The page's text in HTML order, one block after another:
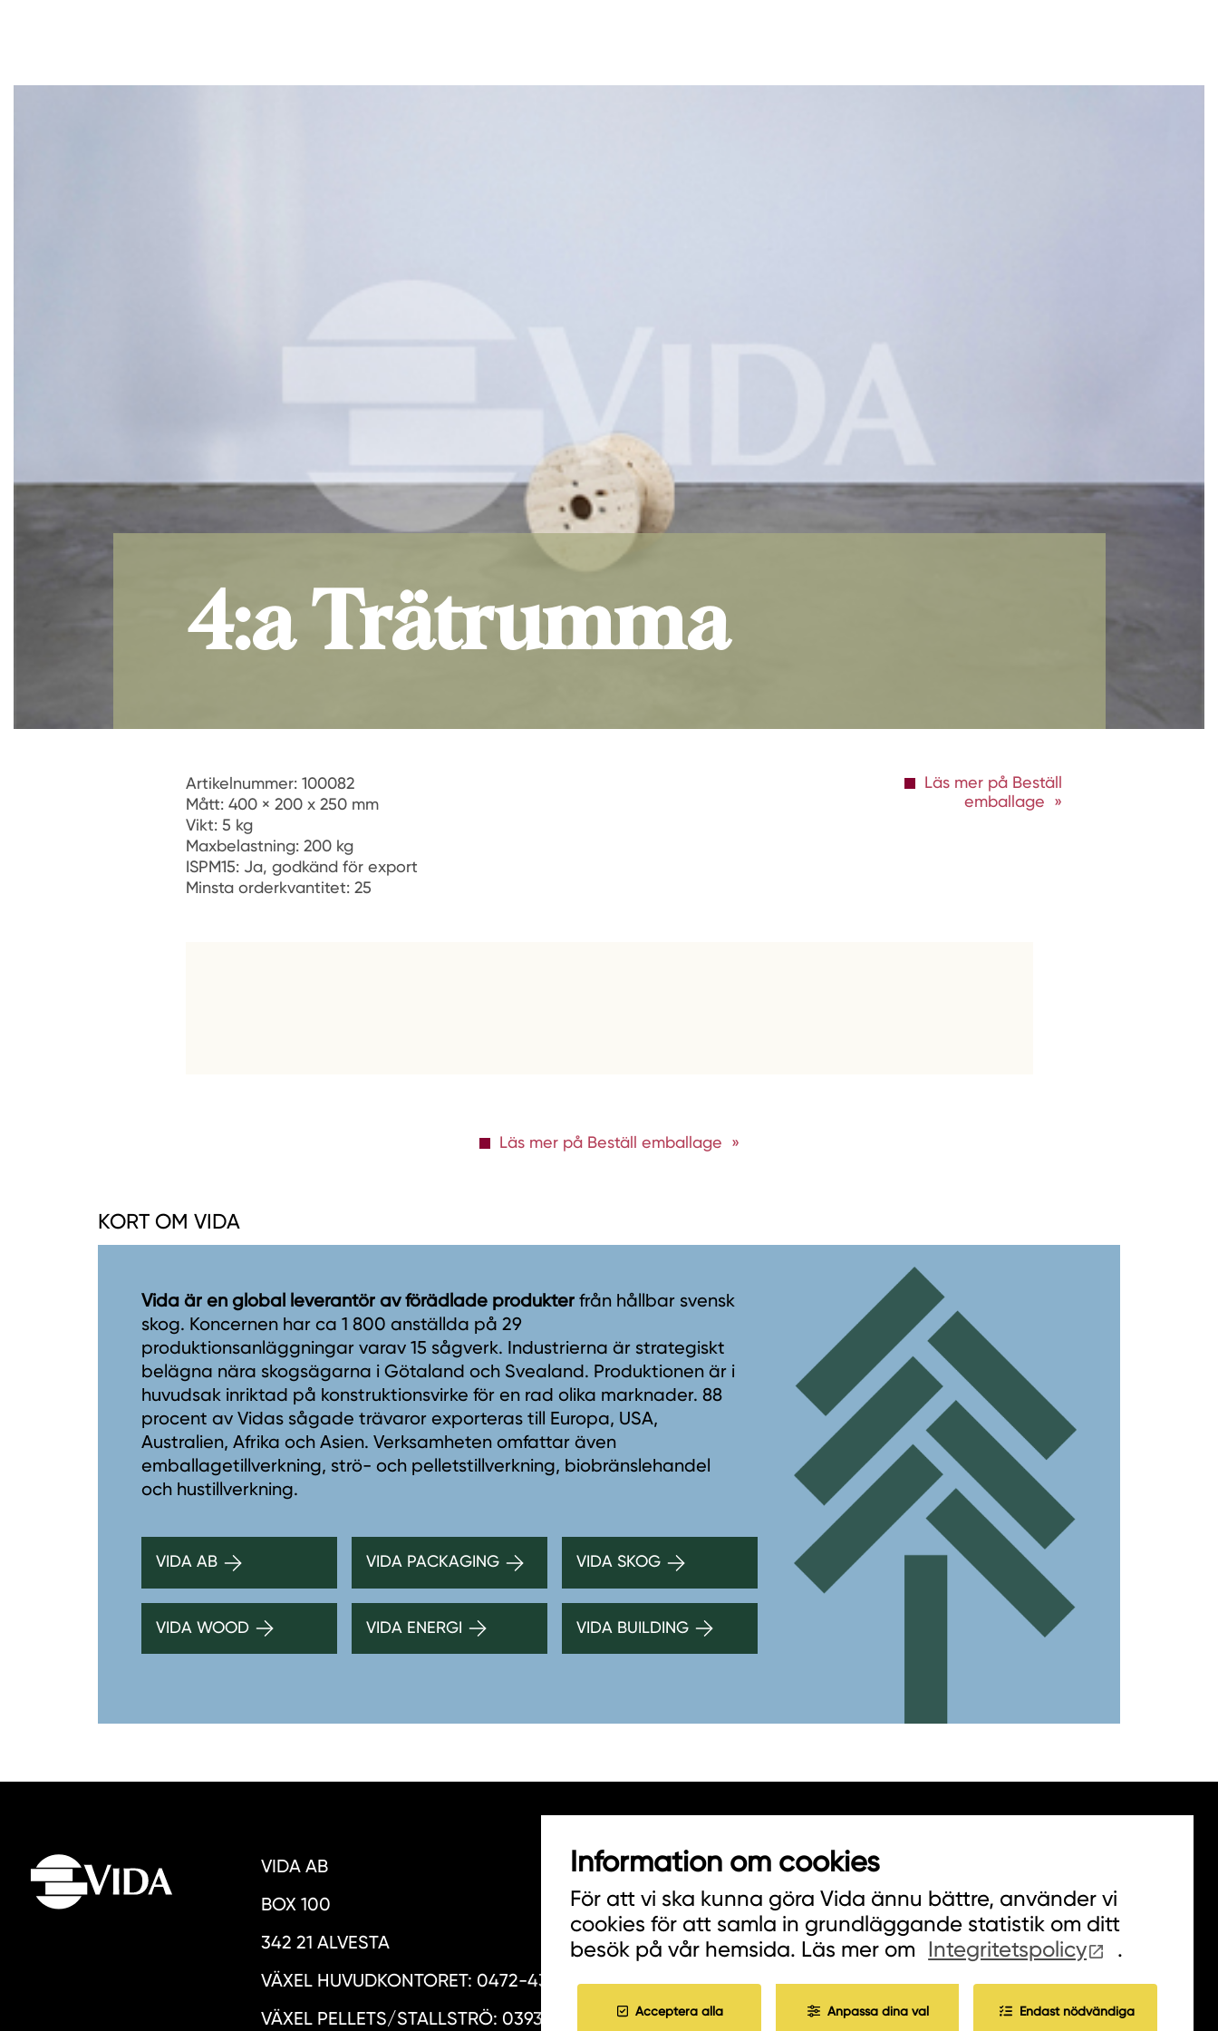
4:a Trätrumma
Artikelnummer: 100082
Mått: 400 × 200 x 250 mm
Vikt: 5 kg
Maxbelastning: 200 kg
ISPM15: Ja, godkänd för export
Minsta orderkvantitet: 25
Läs mer på Beställ
emballage
Läs mer på Beställ emballage
KORT OM VIDA
Vida är en global leverantör av förädlade produkter från hållbar svensk
skog. Koncernen har ca 1 800 anställda på 29
produktionsanläggningar varav 15 sågverk. Industrierna är strategiskt
belägna nära skogsägarna i Götaland och Svealand. Produktionen är i
huvudsak inriktad på konstruktionsvirke för en rad olika marknader. 88
procent av Vidas sågade trävaror exporteras till Europa, USA,
Australien, Afrika och Asien. Verksamheten omfattar även
emballagetillverkning, strö- och pelletstillverkning, biobränslehandel
och hustillverkning.
VIDA AB VIDA PACKAGING VIDA SKOG
VIDA WOOD VIDA ENERGI VIDA BUILDING
VIDA AB
BOX 100
342 21 ALVESTA
VÄXEL HUVUDKONTORET: 0472-439 00
VÄXEL PELLETS/STALLSTRÖ: 0393-216 50
HITTA INKÖPARE
COOKIES
Information om cookies
För att vi ska kunna göra Vida ännu bättre, använder vi
cookies för att samla in grundläggande statistik om ditt
besök på vår hemsida. Läs mer om Integritetspolicy .
Acceptera alla Anpassa dina val Endast nödvändiga